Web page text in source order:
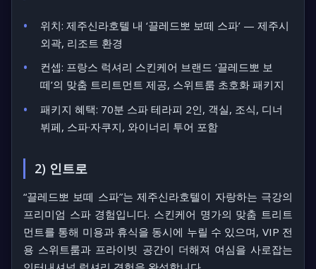
위치: 제주신라호텔 내 ‘끌레드뽀 보떼 스파’ — 제주시
외곽, 리조트 환경
컨셉: 프랑스 럭셔리 스킨케어 브랜드 ‘끌레드뽀 보
떼’의 맞춤 트리트먼트 제공, 스위트룸 초호화 패키지
패키지 혜택: 70분 스파 테라피 2인, 객실, 조식, 디너
뷔페, 스파·자쿠지, 와이너리 투어 포함
2) 인트로
“끌레드뽀 보떼 스파”는 제주신라호텔이 자랑하는 극강의
프리미엄 스파 경험입니다. 스킨케어 명가의 맞춤 트리트
먼트를 통해 미용과 휴식을 동시에 누릴 수 있으며, VIP 전
용 스위트룸과 프라이빗 공간이 더해져 여심을 사로잡는